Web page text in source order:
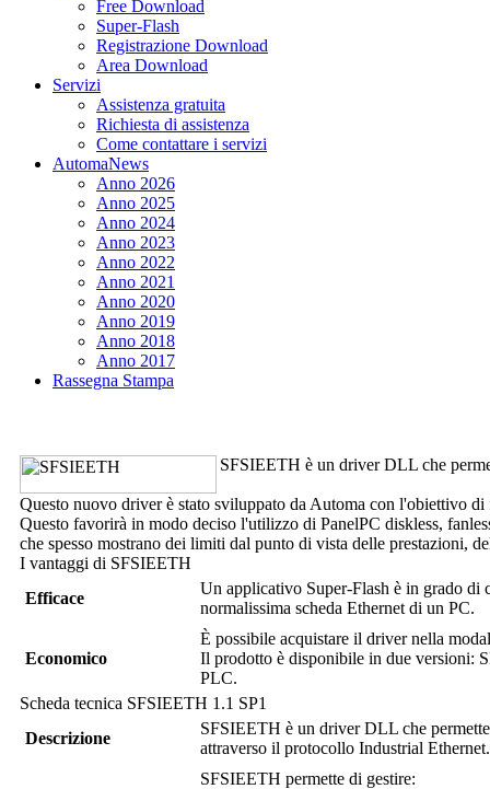
Free Download
Super-Flash
Registrazione Download
Area Download
Servizi
Assistenza gratuita
Richiesta di assistenza
Come contattare i servizi
AutomaNews
Anno 2026
Anno 2025
Anno 2024
Anno 2023
Anno 2022
Anno 2021
Anno 2020
Anno 2019
Anno 2018
Anno 2017
Rassegna Stampa
SFSIEETH è un driver DLL che
Questo nuovo driver è stato sviluppato da Automa con l'obiettivo
Questo favorirà in modo deciso l'utilizzo di PanelPC diskless,
che spesso mostrano dei limiti dal punto di vista delle prestazioni,
I vantaggi di SFSIEETH
Efficace
Un applicativo Super-Flash è in grado di
normalissima scheda Ethernet di un PC.
Economico
È possibile acquistare il driver nella
Il prodotto è disponibile in due versioni:
PLC.
Scheda tecnica SFSIEETH 1.1 SP1
Descrizione
SFSIEETH è un driver DLL che
attraverso il protocollo Industrial Ethernet.
SFSIEETH permette di gestire: